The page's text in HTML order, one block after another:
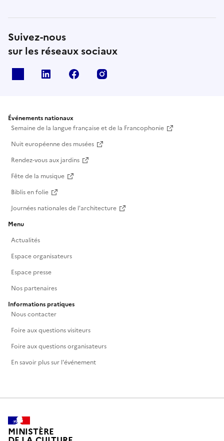
Suivez-nous
sur les réseaux sociaux
Linkedin Facebook
Événements nationaux
Semaine de la langue française et de la Francophonie
Nuit européenne des musées
Rendez-vous aux jardins
Fête de la musique
Biblis en folie
Journées nationales de l'architecture
Menu
Actualités
Espace organisateurs
Espace presse
Nos partenaires
Informations pratiques
Nous contacter
Foire aux questions visiteurs
Foire aux questions organisateurs
En savoir plus sur l'événement
MINISTÈRE